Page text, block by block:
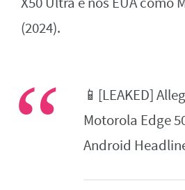
(2024).
📱[LEAKED]
Motorola Edge
Android